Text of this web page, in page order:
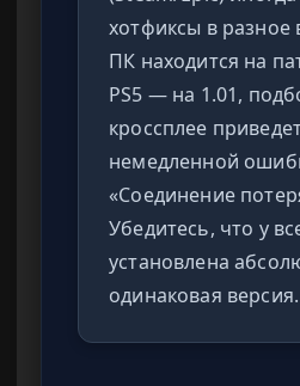
хотфиксы в разное
ПК находится на
PS5 — на 1.01,
кроссплее
немедленной
«Соединение
Убедитесь, что у
установлена
одинаковая версия.